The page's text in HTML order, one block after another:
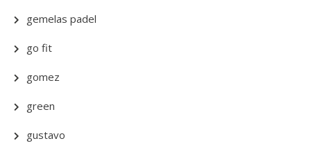
gemelas padel
go fit
gomez
green
gustavo